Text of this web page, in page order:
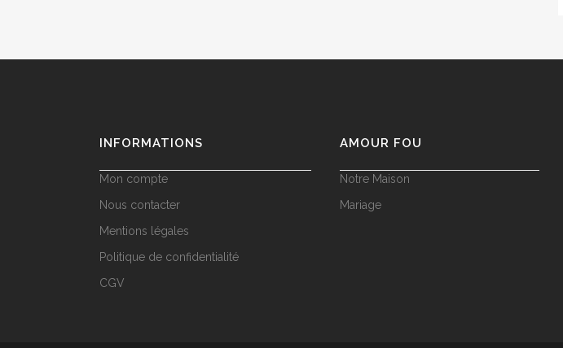
INFORMATIONS
Mon compte
Nous contacter
Mentions légales
Politique de confidentialité
CGV
AMOUR FOU
Notre Maison
Mariage